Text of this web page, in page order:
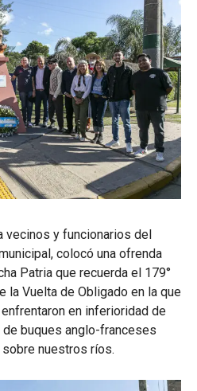
vecinos y funcionarios del
colocó una ofrenda
Patria que recuerda el 179°
la Vuelta de Obligado en la que
en inferioridad de
de buques anglo-franceses
nuestros ríos.